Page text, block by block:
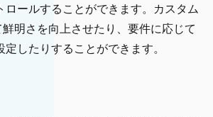
ロールすることができます。カスタム
明さを向上させたり、要件に応じて
したりすることができます。